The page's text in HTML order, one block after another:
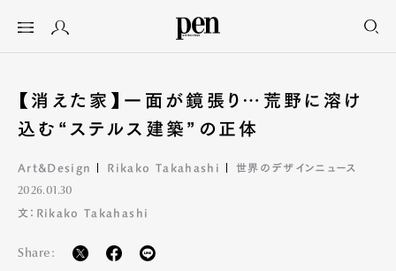
【消えた家】一面が鏡張り…荒野に溶け
込む“ステルス建築”の正体
Art&Design Rikako Takahashi 世界のデザインニュース
2026.01.30
文：Rikako Takahashi
Share: